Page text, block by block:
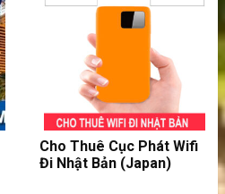
Cho Thuê Cục Phát Wifi
Đi Nhật Bản (Japan)